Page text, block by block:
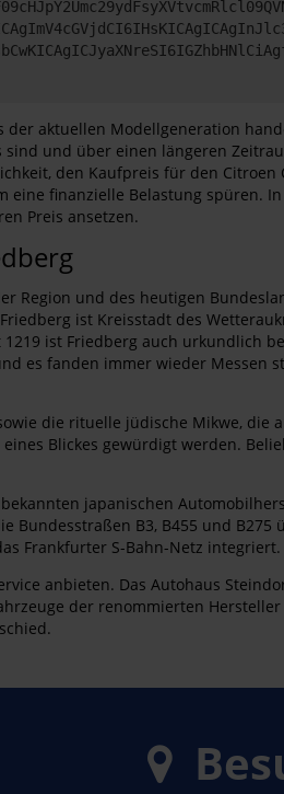
aktuellen Modellgeneration
und über einen längeren
den Kaufpreis für den
finanzielle Belastung spüren.
Preis ansetzen.
und des heutigen
ist Kreisstadt des
ist Friedberg auch urkundlich
es fanden immer wieder Messen
die rituelle jüdische Mikwe, die
Blickes gewürdigt werden.
japanischen
B3, B455 und
Frankfurter S-Bahn-Netz integriert.
anbieten. Das Autohaus
der renommierten